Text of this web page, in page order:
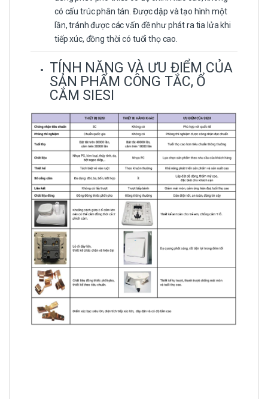
có cấu trúc phân tán. Được dập và tạo hình một
lần, tránh được các vấn đề như phát ra tia lửa khi
tiếp xúc, đồng thời có tuổi thọ cao.
TÍNH NĂNG VÀ ƯU ĐIỂM CỦA
SẢN PHẨM CÔNG TẮC, Ổ
CẮM SIESI